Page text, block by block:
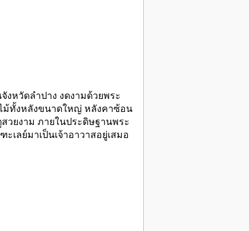
หวัดลำปาง งดงามด้วยพระ
ม้ทั้งหลังขนาดใหญ่ หลังคาซ้อน
วยงาม ภายในประดิษฐานพระ
ลย์มาเป็นเจ้าอาวาสอยู่เสมอ